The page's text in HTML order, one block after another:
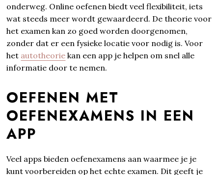
onderweg. Online oefenen biedt veel flexibiliteit, iets
wat steeds meer wordt gewaardeerd. De theorie voor
het examen kan zo goed worden doorgenomen,
zonder dat er een fysieke locatie voor nodig is. Voor
het autotheorie kan een app je helpen om snel alle
informatie door te nemen.
OEFENEN MET
OEFENEXAMENS IN EEN
APP
Veel apps bieden oefenexamens aan waarmee je je
kunt voorbereiden op het echte examen. Dit geeft je